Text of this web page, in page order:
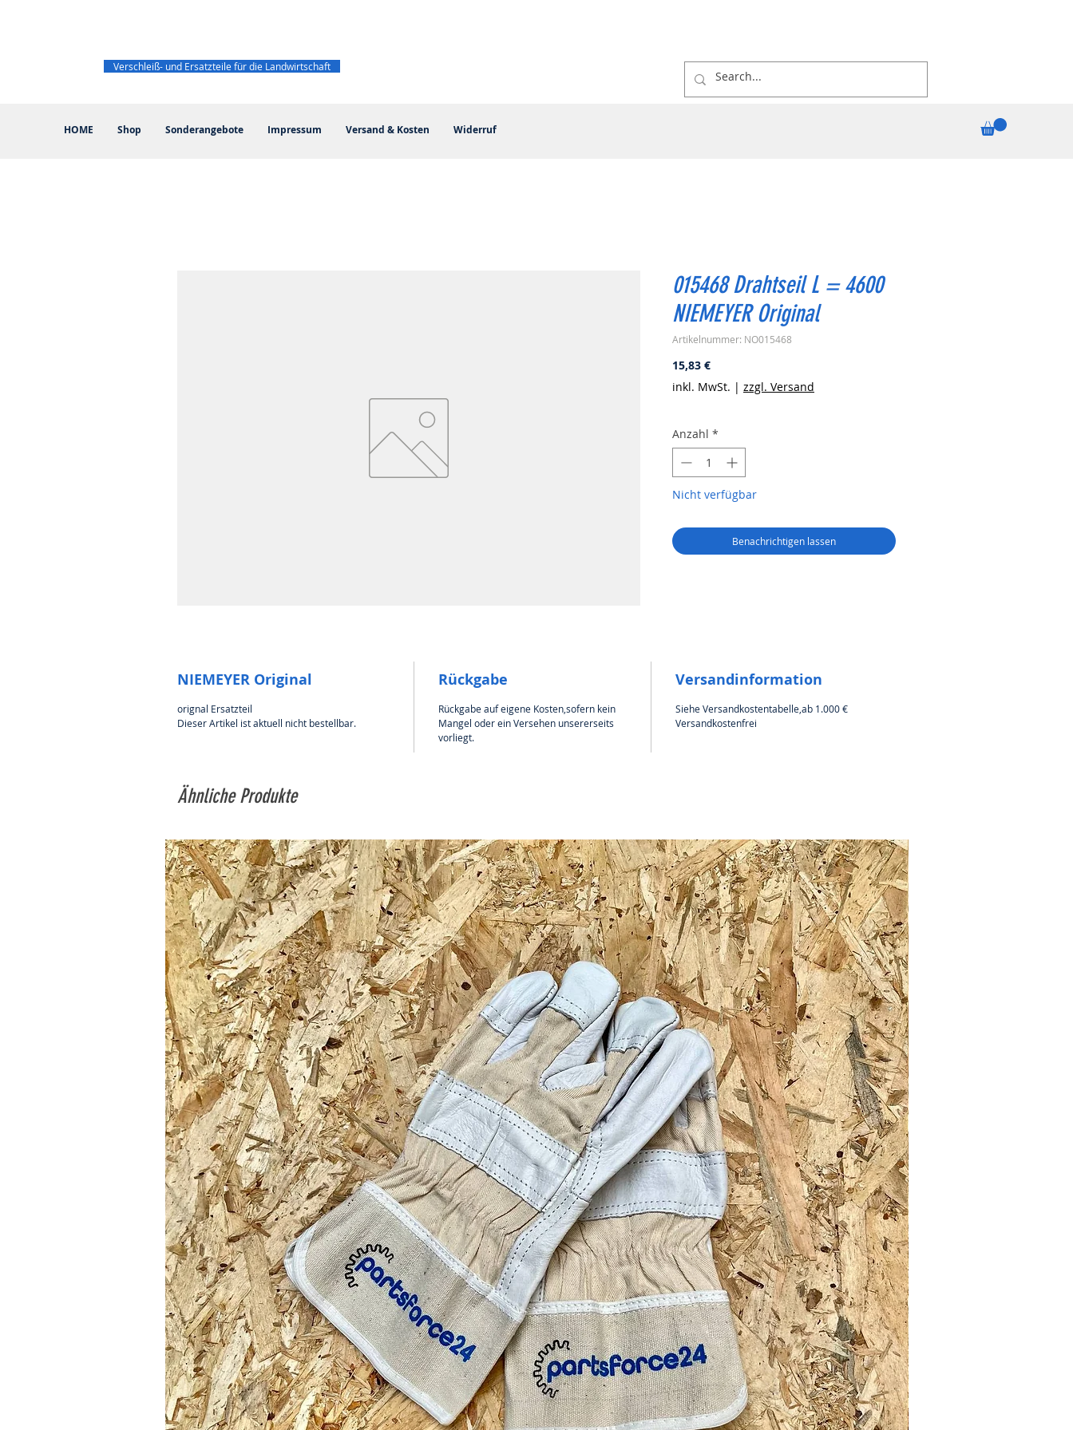
HOME Shop Sonderangebote Impressum Versand & Kosten Widerruf
Verschleiß- und Ersatzteile für die Landwirtschaft
015468 Drahtseil L = 4600
NIEMEYER Original
Artikelnummer: NO015468
15,83 €Preis
inkl. MwSt. | zzgl. Versand
Anzahl *
Nicht verfügbar
Benachrichtigen lassen
NIEMEYER Original
orignal Ersatzteil
Dieser Artikel ist aktuell nicht bestellbar.
Rückgabe
Rückgabe auf eigene Kosten,sofern kein
Mangel oder ein Versehen unsererseits
vorliegt.
Versandinformation
Siehe Versandkostentabelle,ab 1.000 €
Versandkostenfrei
Ähnliche Produkte